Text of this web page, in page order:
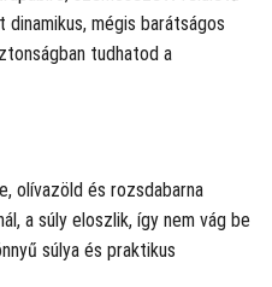
mégis barátságos
tudhatod a
olívazöld és rozsdabarna
a súly eloszlik, így nem vág be
súlya és praktikus